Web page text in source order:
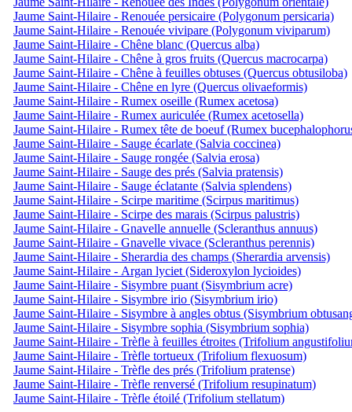
Jaume Saint-Hilaire - Renouée persicaire (Polygonum persicaria)
Jaume Saint-Hilaire - Renouée vivipare (Polygonum viviparum)
Jaume Saint-Hilaire - Chêne blanc (Quercus alba)
Jaume Saint-Hilaire - Chêne à gros fruits (Quercus macrocarpa)
Jaume Saint-Hilaire - Chêne à feuilles obtuses (Quercus obtusiloba)
Jaume Saint-Hilaire - Chêne en lyre (Quercus olivaeformis)
Jaume Saint-Hilaire - Rumex oseille (Rumex acetosa)
Jaume Saint-Hilaire - Rumex auriculée (Rumex acetosella)
Jaume Saint-Hilaire - Rumex tête de boeuf (Rumex
Jaume Saint-Hilaire - Sauge écarlate (Salvia coccinea)
Jaume Saint-Hilaire - Sauge rongée (Salvia erosa)
Jaume Saint-Hilaire - Sauge des prés (Salvia pratensis)
Jaume Saint-Hilaire - Sauge éclatante (Salvia splendens)
Jaume Saint-Hilaire - Scirpe maritime (Scirpus maritimus)
Jaume Saint-Hilaire - Scirpe des marais (Scirpus palustris)
Jaume Saint-Hilaire - Gnavelle annuelle (Scleranthus annuus)
Jaume Saint-Hilaire - Gnavelle vivace (Scleranthus perennis)
Jaume Saint-Hilaire - Sherardia des champs (Sherardia arvensis)
Jaume Saint-Hilaire - Argan lyciet (Sideroxylon lycioides)
Jaume Saint-Hilaire - Sisymbre puant (Sisymbrium acre)
Jaume Saint-Hilaire - Sisymbre irio (Sisymbrium irio)
Jaume Saint-Hilaire - Sisymbre à angles obtus (Sisymbrium
Jaume Saint-Hilaire - Sisymbre sophia (Sisymbrium sophia)
Jaume Saint-Hilaire - Trèfle à feuilles étroites (Trifolium
Jaume Saint-Hilaire - Trèfle tortueux (Trifolium flexuosum)
Jaume Saint-Hilaire - Trèfle des prés (Trifolium pratense)
Jaume Saint-Hilaire - Trèfle renversé (Trifolium resupinatum)
Jaume Saint-Hilaire - Trèfle étoilé (Trifolium stellatum)